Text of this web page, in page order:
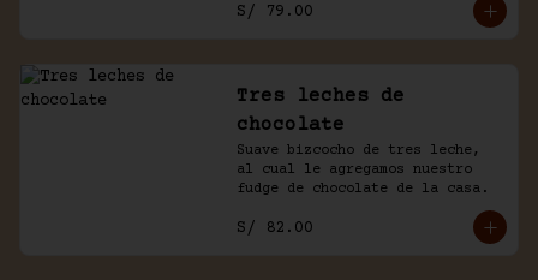
S/ 79.00
Tres leches de
chocolate
Suave bizcocho de tres leche,
al cual le agregamos nuestro
fudge de chocolate de la casa.
S/ 82.00